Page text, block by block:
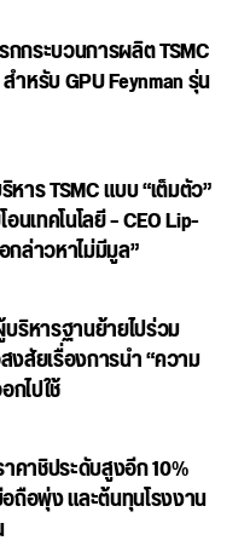
กระบวนการผลิต TSMC
ำหรับ GPU Feynman รุ่น
าร TSMC แบบ “เต็มตัว”
เทคโนโลยี – CEO Lip-
กล่าวหาไม่มีมูล”
ริหารฐานย้ายไปร่วม
สัยเรื่องการนำ “ความ
ไปใช้
คาชิประดับสูงอีก 10%
ถือพุ่ง และต้นทุนโรงงาน